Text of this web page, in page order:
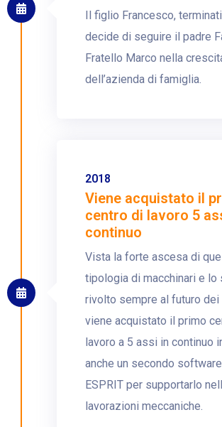
Il figlio Francesco,
decide di seguire il padre
Fratello Marco nella
dell’azienda di famiglia.
2018
Viene acquistato il
centro di lavoro 5
continuo
Vista la forte ascesa di
tipologia di macchinari e lo
rivolto sempre al futuro dei
viene acquistato il primo
lavoro a 5 assi in continuo
anche un secondo
ESPRIT per supportarlo
lavorazioni meccaniche.